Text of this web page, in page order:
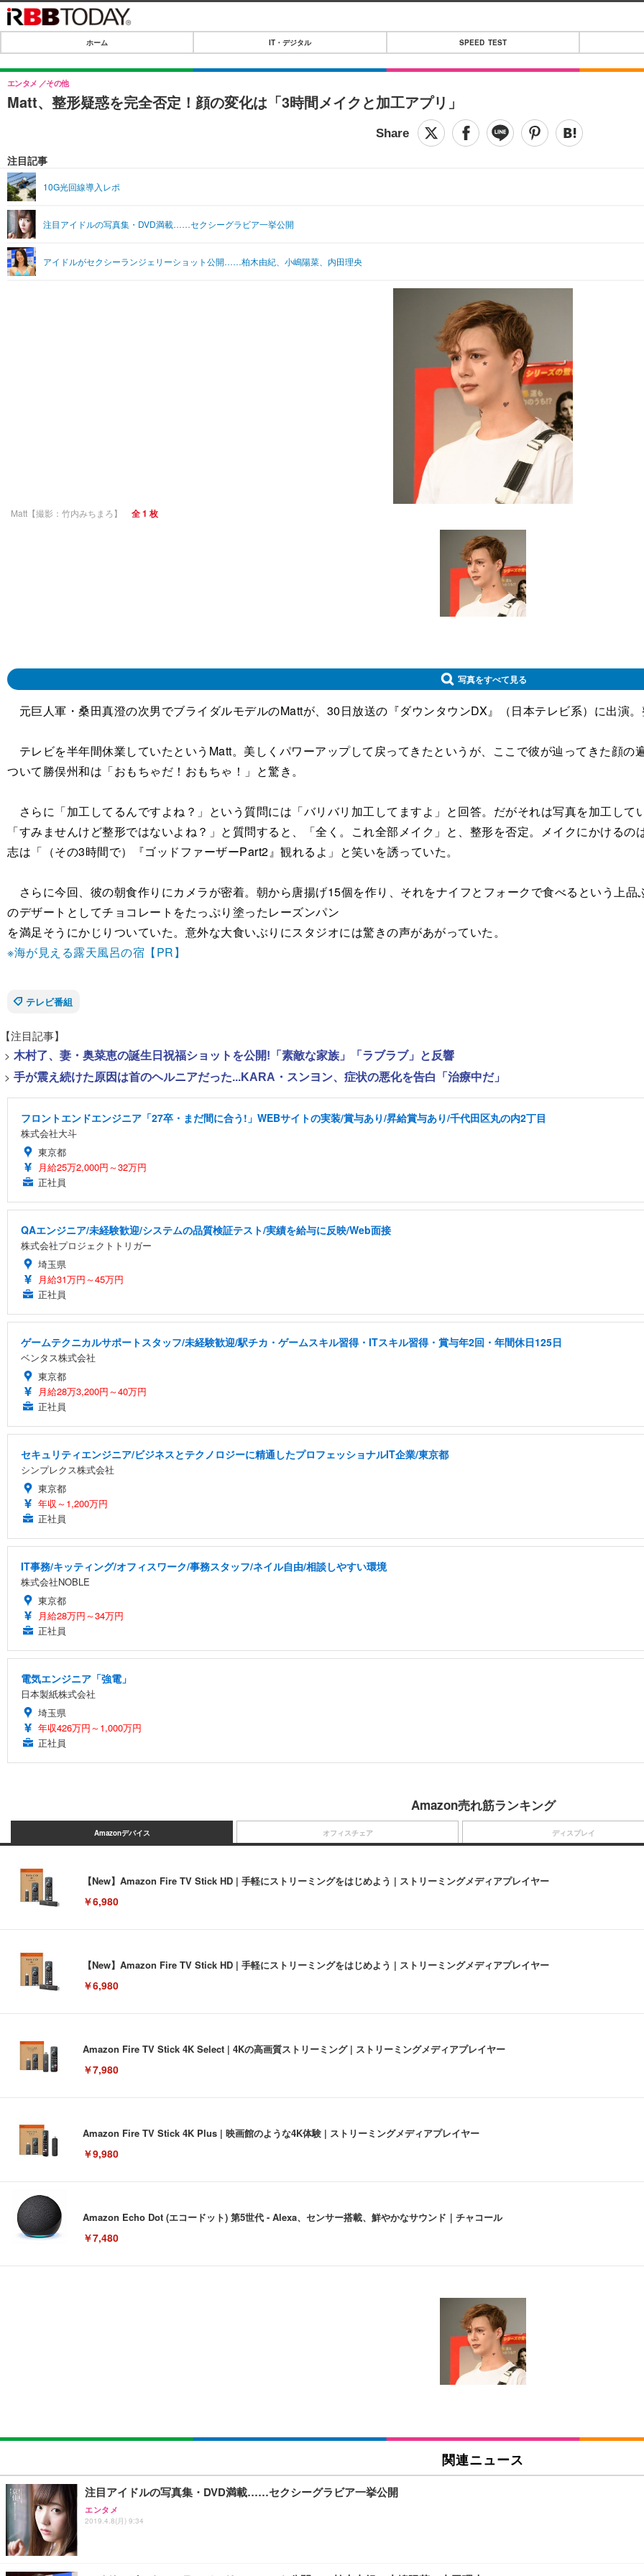
IT・デジタル
IT・デジタルTOP
SPEED TEST
音楽
ライフ
ペット
その他
リリース一覧
プッシュ通知の停止方法
ホーム IT・デジタル SPEED TEST
Matt、整形疑惑を完全否定！顔の変化は「3時間メイクと加工アプリ」
エンタメ その他
注目記事
10G光回線導入レポ
注目アイドルの写真集・DVD満載……セクシーグラビア一挙公開
アイドルがセクシーランジェリーショット公開……柏木由紀、小嶋陽菜、内田理央
Matt【撮影：竹内みちまろ】 全 1 枚
写真をすべて見る
元巨人軍・桑田真澄の次男でブライダルモデルのMattが、30日放送の『ダウンタウンDX』（日本テレビ系）に出演。
テレビを半年間休業していたというMatt。美しくパワーアップして戻ってきたというが、ここで彼が辿ってきた顔の
ついて勝俣州和は「おもちゃだ！おもちゃ！」と驚き。
さらに「加工してるんですよね？」という質問には「バリバリ加工してますよ」と回答。だがそれは写真を加工し
「すみませんけど整形ではないよね？」と質問すると、「全く。これ全部メイク」と、整形を否定。メイクにかける
志は「（その3時間で）『ゴッドファーザーPart2』観れるよ」と笑いを誘っていた。
さらに今回、彼の朝食作りにカメラが密着。朝から唐揚げ15個を作り、それをナイフとフォークで食べるという上
のデザートとしてチョコレートをたっぷり塗ったレーズンパン
を満足そうにかじりついていた。意外な大食いぶりにスタジオには驚きの声があがっていた。
※海が見える露天風呂の宿【PR】
テレビ番組
【注目記事】
> 木村了、妻・奥菜恵の誕生日祝福ショットを公開!「素敵な家族」「ラブラブ」と反響
> 手が震え続けた原因は首のヘルニアだった...KARA・スンヨン、症状の悪化を告白「治療中だ」
フロントエンドエンジニア「27卒・まだ間に合う!」WEBサイトの実装/賞与あり/昇給賞与あり/千代田区丸の内2丁目
株式会社大斗
東京都
月給25万2,000円～32万円
正社員
QAエンジニア/未経験歓迎/システムの品質検証テスト/実績を給与に反映/Web面接
株式会社プロジェクトトリガー
埼玉県
月給31万円～45万円
正社員
ゲームテクニカルサポートスタッフ/未経験歓迎/駅チカ・ゲームスキル習得・ITスキル習得・賞与年2回・年間休日125日
ベンタス株式会社
東京都
月給28万3,200円～40万円
正社員
セキュリティエンジニア/ビジネスとテクノロジーに精通したプロフェッショナルIT企業/東京都
シンプレクス株式会社
東京都
年収～1,200万円
正社員
IT事務/キッティング/オフィスワーク/事務スタッフ/ネイル自由/相談しやすい環境
株式会社NOBLE
東京都
月給28万円～34万円
正社員
電気エンジニア「強電」
日本製紙株式会社
埼玉県
年収426万円～1,000万円
正社員
Amazon売れ筋ランキング
Amazonデバイス
【New】Amazon Fire TV Stick HD | 手軽にストリーミングをはじめよう | ストリーミングメディアプレイヤー
￥6,980
【New】Amazon Fire TV Stick HD | 手軽にストリーミングをはじめよう | ストリーミングメディアプレイヤー
￥6,980
Amazon Fire TV Stick 4K Select | 4Kの高画質ストリーミング | ストリーミングメディアプレイヤー
￥7,980
Amazon Fire TV Stick 4K Plus | 映画館のような4K体験 | ストリーミングメディアプレイヤー
￥9,980
Amazon Echo Dot (エコードット) 第5世代 - Alexa、センサー搭載、鮮やかなサウンド｜チャコール
￥7,480
オフィスチェア
[EdoErgo] オフィスチェア 椅子 テレワーク 疲れない 跳ね上げ式アームレスト コンパクト 約105度ロッキング pc 事務椅子 360度回
Sezlife オフィスチェア デスクチェア 疲れない テレワーク チェア 強化バックレスト 30度ロッキング機能 人間工学 椅子 腰サポー
ション PCチェア 通気性メッシュ ゲーミング/勉強/事務用 おしゃれ パソコンチェア (ブラック)
￥7,680
ディスプレイ
EIZO ビジネス向けプレミアムモニター | FlexScan EV3240X-WT | 31.5型4K UHD・USB Type-C・ホワイト
【純正品】27"ゲーミングモニター DualSense 充電フック付き（CFI-ZDM1J）
￥49,979
ネオ・ルーライフ ネオ・オムツ L 中型犬用 26枚入り 単品
￥1,800
関連ニュース
注目アイドルの写真集・DVD満載……セクシーグラビア一挙公開
エンタメ
2019.4.8(月) 9:34